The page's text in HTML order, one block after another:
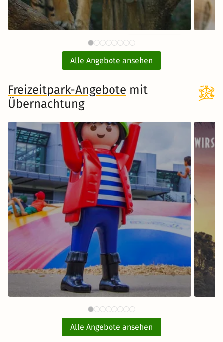
ab59 €
Tiergarten Nürnberg mit Hotel
inkl. Übernachtung und Frühstück
Zum Angebot
Alle Angebote ansehen
Freizeitpark-Angebote mit
Übernachtung
ab64 €
PLAYMOBIL®-FunPark mit Hotel
und Eintritt
Alle Angebote ansehen